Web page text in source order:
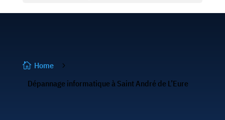
 Home 5
Dépannage informatique à Saint André de L’Eure